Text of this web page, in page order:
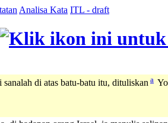
Analisa Kata ITL - draft
sanalah di atas batu-batu itu, dituliskan a